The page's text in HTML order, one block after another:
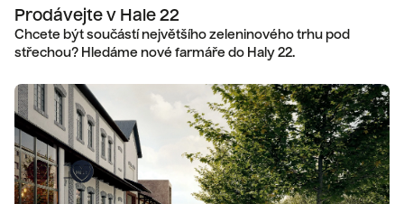
Prodávejte v Hale 22
Chcete být součástí největšího zeleninového trhu pod
střechou? Hledáme nové farmáře do Haly 22.